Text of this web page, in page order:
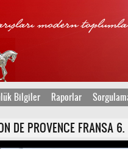
Bilgiler Raporlar
DE PROVENCE FRANSA